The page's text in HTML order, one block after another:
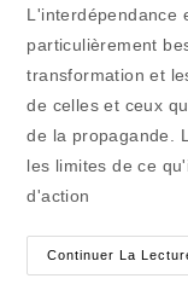
L'interdépendance
particulièrement
transformation et
de celles et ceux
de la propagande.
les limites de ce
d'action
Continuer La